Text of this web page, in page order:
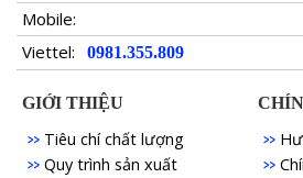
Mobile:
Viettel:
0981.355.809
GIỚI THIỆU
Tiêu chí chất lượng
Quy trình sản xuất